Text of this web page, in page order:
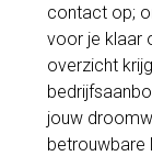
contact op;
voor je klaar
overzicht
jouw
betrouwbare